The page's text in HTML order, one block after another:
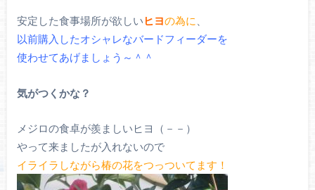
安定した食事場所が欲しい ヒヨの為に
以前購入したオシャレなバードフィーダーを
使わせてあげましょう～＾＾
気がつくかな？
メジロの食卓が羨ましいヒヨ（－－）
やって来ましたが入れないので
イライラしながら椿の花をつっついてます！